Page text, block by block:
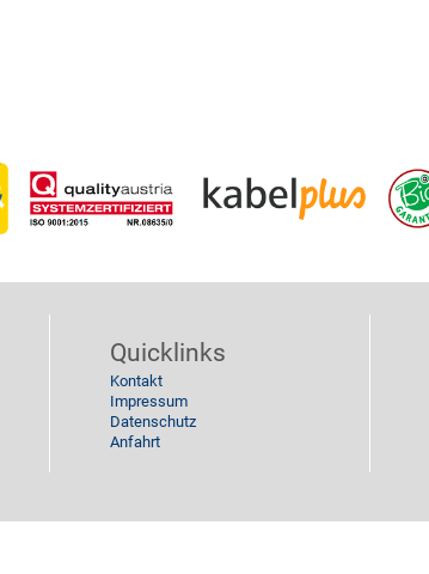
Quicklinks
Kontakt
Impressum
Datenschutz
Anfahrt